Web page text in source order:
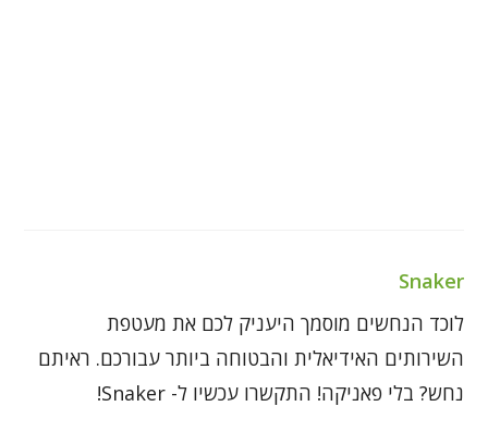
Snaker
לוכד הנחשים מוסמך היעניק לכם את מעטפת
השירותים האידיאלית והבטוחה ביותר עבורכם. ראיתם
נחש? בלי פאניקה! התקשרו עכשיו ל- Snaker!